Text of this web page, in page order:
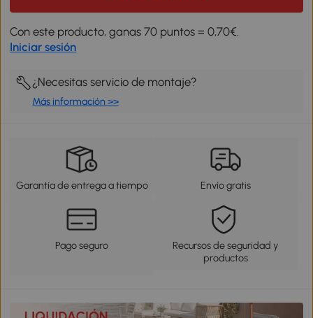
Con este producto, ganas 70 puntos = 0,70€.
Iniciar sesión
¿Necesitas servicio de montaje?
Más información >>
Garantía de entrega a tiempo Envío gratis
Pago seguro
Recursos de seguridad y
productos